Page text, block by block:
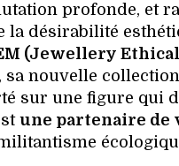
profonde, et
la désirabilité
(Jewellery
sa nouvelle
sur une figure qui
une partenaire de